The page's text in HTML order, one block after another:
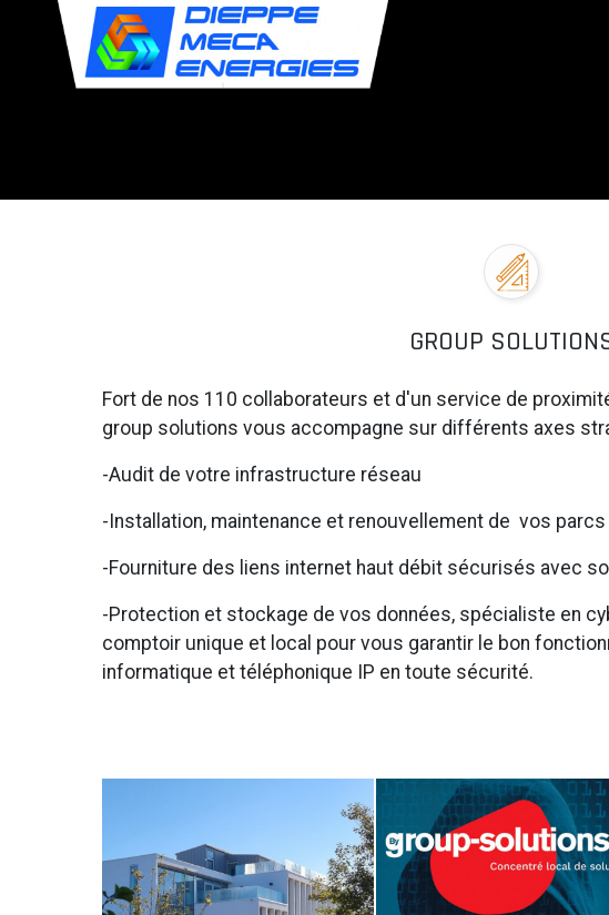
GROUP
Fort de nos 110 collaborateurs et d'un service de
group solutions vous accompagne sur différents axes
-Audit de votre infrastructure réseau
-Installation, maintenance et renouvellement de vos
-Fourniture des liens internet haut débit sécurisés avec
-Protection et stockage de vos données, spécialiste en
comptoir unique et local pour vous garantir le bon
informatique et téléphonique IP en toute sécurité.
Panneau de gestion des cookies